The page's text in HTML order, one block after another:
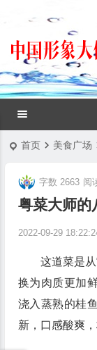
首页 美食广场
粤菜大师的
2022-09-29
字数 2663 阅
这道菜是
换为肉质更加
浇入蒸熟的桂
新，口感酸爽